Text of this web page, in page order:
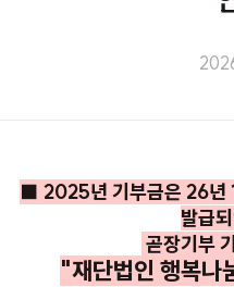
■ 2025년 기부금은 26년
발급
곧장기부
"재단법인 행복나